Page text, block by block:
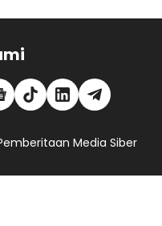
Media Siber